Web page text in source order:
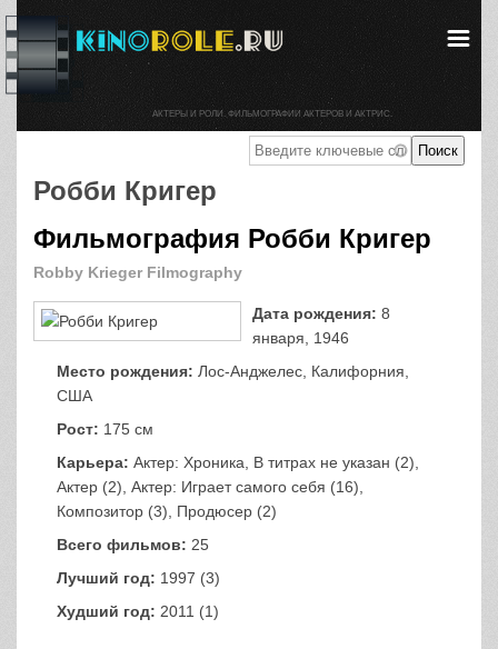
Робби Кригер
Фильмография Робби Кригер
Robby Krieger Filmography
Дата рождения: 8
января, 1946
Место рождения: Лос-Анджелес, Калифорния,
США
Рост: 175 см
Карьера: Актер: Хроника, В титрах не указан (2),
Актер (2), Актер: Играет самого себя (16),
Композитор (3), Продюсер (2)
Всего фильмов: 25
Лучший год: 1997 (3)
Худший год: 2011 (1)
АКТЕРЫ И РОЛИ. ФИЛЬМОГРАФИИ АКТЕРОВ И АКТРИС.